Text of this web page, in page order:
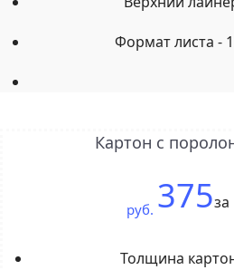
Формат листа -
Картон с
руб. 375за
Толщина